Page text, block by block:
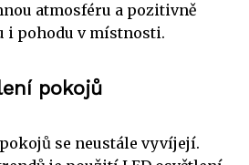
atmosféru a pozitivně
i pohodu v místnosti.
pokojů
se neustále vyvíjejí.